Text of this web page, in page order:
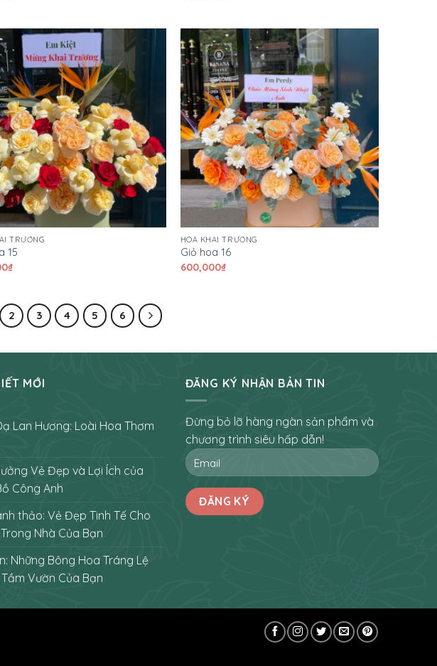
TRƯƠNG
15
₫
HOA KHAI TRƯƠNG
Giỏ hoa 16
600,000₫
2 3 4 5 6
MỚI
Lan Hương: Loài Hoa Thơm
Vẻ Đẹp và Lợi Ích của
Công Anh
thảo: Vẻ Đẹp Tinh Tế Cho
Nhà Của Bạn
Những Bông Hoa Tráng Lệ
Vườn Của Bạn
ĐĂNG KÝ NHẬN BẢN TIN
Đừng bỏ lỡ hàng ngàn sản phẩm và
chương trình siêu hấp dẫn!